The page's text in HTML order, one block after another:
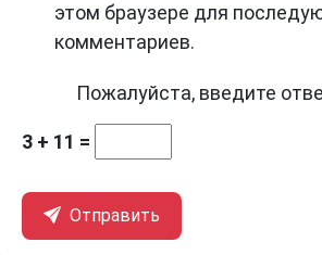
этом браузере для
комментариев.
Пожалуйста, введите
3 + 11 =
Отправить